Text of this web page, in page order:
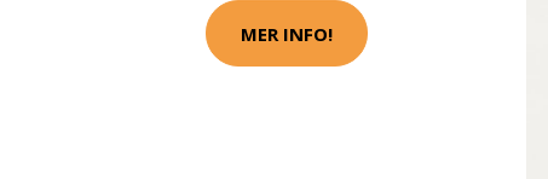
MER INFO!